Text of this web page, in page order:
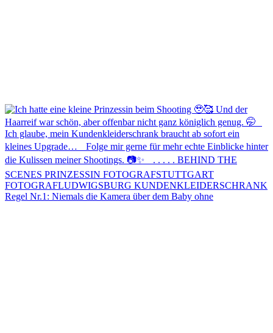
Regel Nr.1: Niemals die Kamera über dem Baby ohne